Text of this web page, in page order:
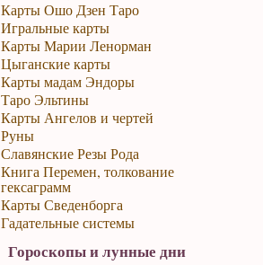
Карты Ошо Дзен Таро
Игральные карты
Карты Марии Ленорман
Цыганские карты
Карты мадам Эндоры
Таро Эльтины
Карты Ангелов и чертей
Руны
Славянские Резы Рода
Книга Перемен, толкование
гексаграмм
Карты Сведенборга
Гадательные системы
Гороскопы и лунные дни